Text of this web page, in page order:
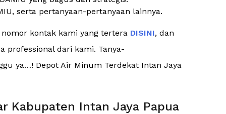
serta pertanyaan-pertanyaan lainnya.
kontak kami yang tertera DISINI, dan
professional dari kami. Tanya-
ya…! Depot Air Minum Terdekat Intan Jaya
Kabupaten Intan Jaya Papua